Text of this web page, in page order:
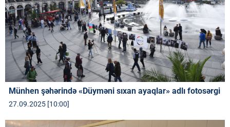
Münhen şəhərində «Düyməni sıxan ayaqlar» adlı fotosərgi
27.09.2025 [10:00]